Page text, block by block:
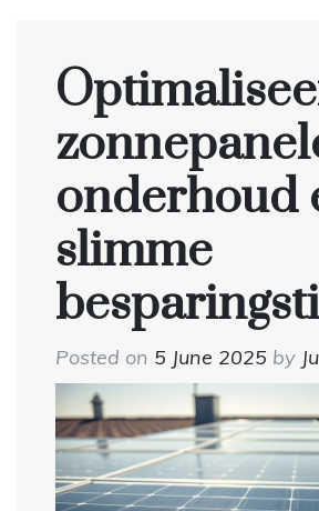
onderhoud
slimme
Posted on 5 June 2025 by